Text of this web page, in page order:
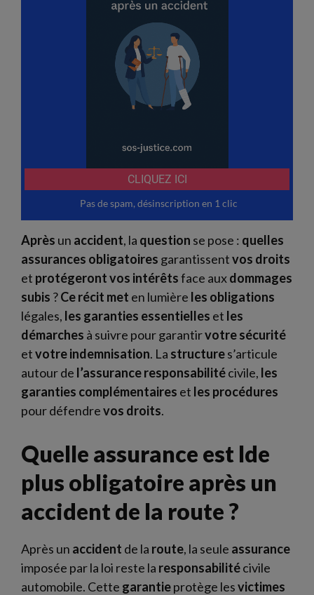
Après un accident, la question se pose : quelles
assurances obligatoires garantissentvos droits
et protégerontvos intérêtsface auxdommages
subis ?Cerécit met en lumière les obligations
légales, les garanties essentielles et les
démarches à suivre pour garantirvotresécurité
etvotreindemnisation. La structures’articule
autour de l’assuranceresponsabilitécivile, les
garanties complémentaires et les procédures
pour défendrevos droits.
Quelle assurance est lde
plus obligatoire après un
accident de la route ?
Après un accident de la route, la seule assurance
imposée par la loi reste la responsabilitécivile
automobile. Cette garantieprotège lesvictimes